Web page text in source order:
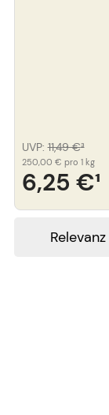
6,25 €¹
UVP: 11,49 €³
250,00 € pro 1 kg